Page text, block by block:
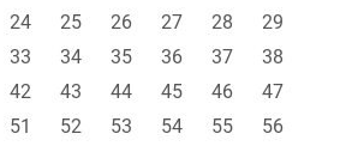
24 25 26 27 28
29
33 34 35 36 37
38
42 43 44 45 46
47
51 52 53 54 55
56